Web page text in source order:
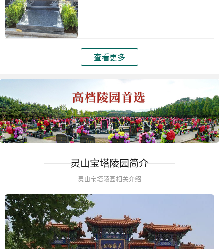
查看更多
灵山宝塔陵园简介
灵山宝塔陵园相关介绍